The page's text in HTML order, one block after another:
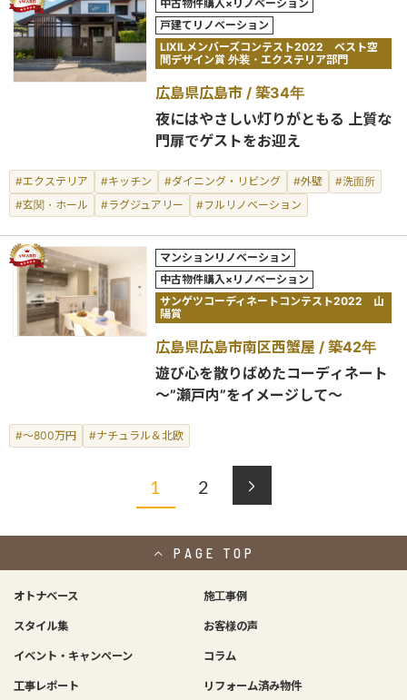
中古物件購入×リノベーション
戸建てリノベーション
LIXILメンバーズコンテスト2022 ベスト空
間デザイン賞 外装・エクステリア部門
広島県広島市
築34年
夜にはやさしい灯りがともる 上質な
門扉でゲストをお迎え
#エクステリア #キッチン #ダイニング・リビング #外壁
#洗面所
#玄関・ホール
#ラグジュアリー #フルリノベーション
マンションリノベーション
中古物件購入×リノベーション
サンゲツコーディネートコンテスト2022 山
陽賞
広島県広島市南区西蟹屋
築42年
遊び心を散りばめたコーディネート
～”瀬戸内”をイメージして～
#～800万円 #ナチュラル＆北欧
1 2
PAGE TOP
オトナベース 施工事例
スタイル集 お客様の声
イベント・キャンペーン コラム
工事レポート リフォーム済み物件